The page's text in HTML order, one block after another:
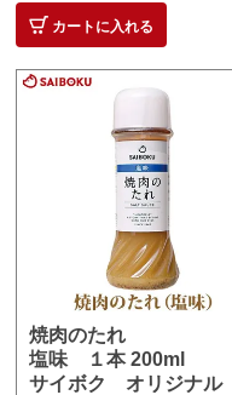
カートに入れる
焼肉のたれ
塩味 １本 200ml
サイボク オリジナル